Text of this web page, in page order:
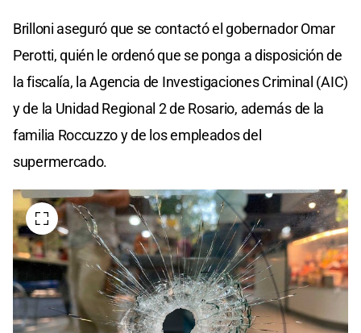
Brilloni aseguró que se contactó el gobernador Omar
Perotti, quién le ordenó que se ponga a disposición de
la fiscalía, la Agencia de Investigaciones Criminal (AIC)
y de la Unidad Regional 2 de Rosario, además de la
familia Roccuzzo y de los empleados del
supermercado.